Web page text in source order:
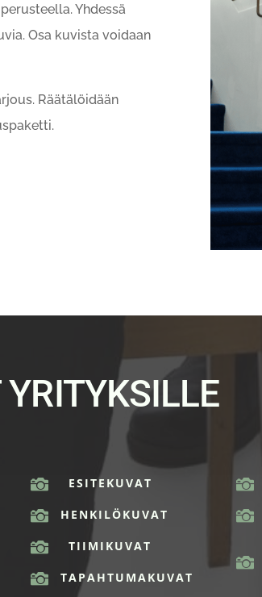
Yhdessä
Osa kuvista voidaan
Räätälöidään
 ESITEKUVAT
 HENKILÖKUVAT
 TIIMIKUVAT
 TAPAHTUMAKUVAT


